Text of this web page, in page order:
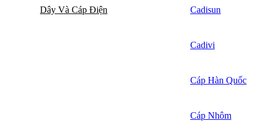
Dây Và Cáp Điện Cadisun
Cadivi
Cáp Hàn Quốc
Cáp Nhôm